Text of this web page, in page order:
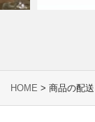
HOME > 商品の配